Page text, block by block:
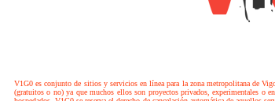
V1G0 esconjunto de sitios y servicios en línea para la zona metropolitana de
(gratuitos o no) ya que muchos ellos son proyectos privados, experimentales o